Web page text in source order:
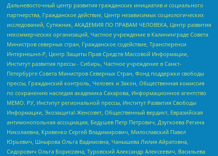
Дальневосточный центр развития гражданских инициатив и социального
партнерства, Гражданское действие, Центр независимых социологических
исследований, Сутяжник, АКАДЕМИЯ ПО ПРАВАМ ЧЕЛОВЕКА, Центр развития
некоммерческих организаций, Частное учреждение в Калининграде Совета
Министров северных стран, Гражданское содействие, Трансперенси
Интернешнл-Р, Центр Защиты Прав Средств Массовой Информации,
Институт развития прессы - Сибирь, Частное учреждение в Санкт-
Петербурге Совета Министров Северных Стран, Фонд поддержки свободы
прессы, Гражданский контроль, Человек и Закон, Общественная комиссия
по сохранению наследия академика Сахарова, Информационное агентство
МЕМО. РУ, Институт региональной прессы, Институт Развития Свободы
Информации, Экозащита!-Женсовет, Общественный вердикт, Евразийская
антимонопольная ассоциация, Бедушев Петр Петрович, Дзугкоева Регина
Николаевна, Кривенко Сергей Владимирович, Милославский Павел
Юрьевич, Шнырова Ольга Вадимовна, Чанышева Лилия Айратовна,
Сидорович Ольга Борисовна, Туровский Александр Алексеевич, Васильева